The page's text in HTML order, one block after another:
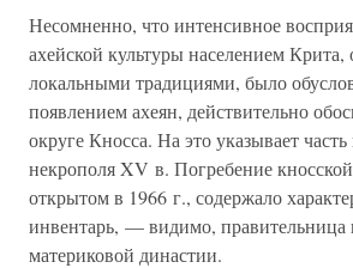
Несомненно, что интенсивное
ахейской культуры населением Крита,
локальными традициями, было
появлением ахеян, действительно
округе Кносса. На это указывает часть
некрополя XV в. Погребение
открытом в 1966 г., содержало
инвентарь, — видимо, правительница
материковой династии.